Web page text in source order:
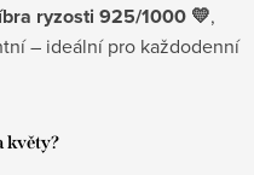
ryzosti 925/1000 💛,
– ideální pro každodenní
květy?